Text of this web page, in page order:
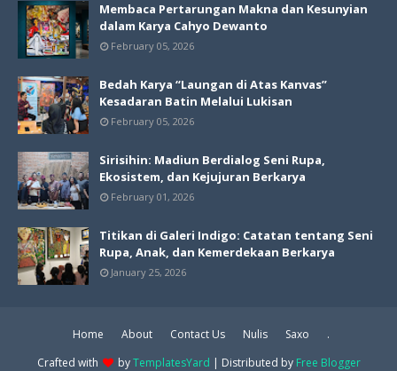
Membaca Pertarungan Makna dan Kesunyian
dalam Karya Cahyo Dewanto
February 05, 2026
Bedah Karya “Laungan di Atas Kanvas”
Kesadaran Batin Melalui Lukisan
February 05, 2026
Sirisihin: Madiun Berdialog Seni Rupa,
Ekosistem, dan Kejujuran Berkarya
February 01, 2026
Titikan di Galeri Indigo: Catatan tentang Seni
Rupa, Anak, dan Kemerdekaan Berkarya
January 25, 2026
Home About Contact Us Nulis Saxo
.
Crafted with
byTemplatesYard | Distributed by Free Blogger